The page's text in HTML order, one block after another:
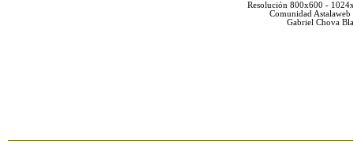
Resolución 800x600 -
Comunidad
Gabriel Chova